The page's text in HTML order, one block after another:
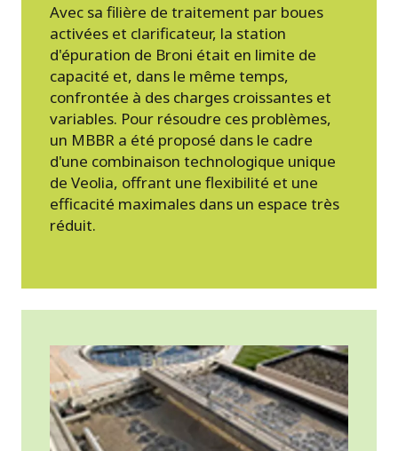
Avec sa filière de traitement par boues
activées et clarificateur, la station
d'épuration de Broni était en limite de
capacité et, dans le même temps,
confrontée à des charges croissantes et
variables. Pour résoudre ces problèmes,
un MBBR a été proposé dans le cadre
d'une combinaison technologique unique
de Veolia, offrant une flexibilité et une
efficacité maximales dans un espace très
réduit.